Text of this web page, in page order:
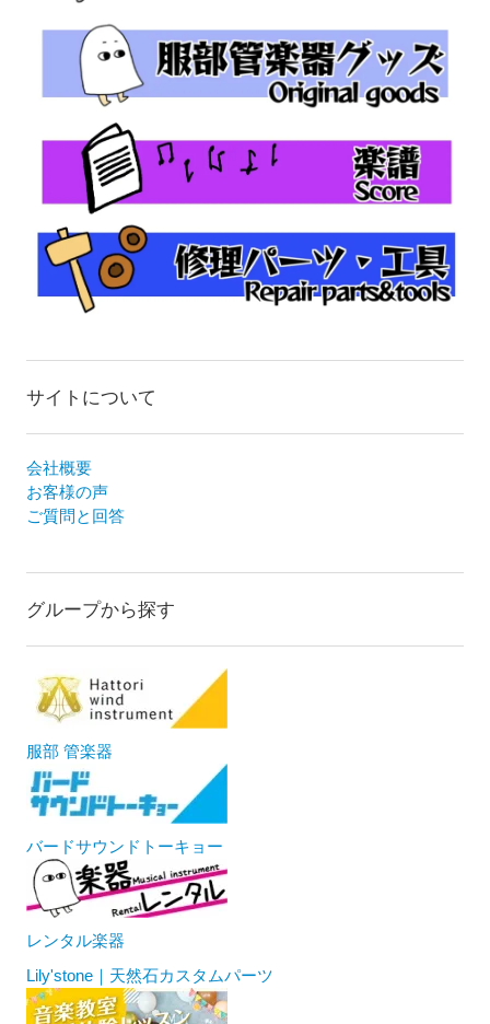
サイトについて
会社概要
お客様の声
ご質問と回答
グループから探す
服部 管楽器
バードサウンドトーキョー
レンタル楽器
Lily'stone｜天然石カスタムパーツ